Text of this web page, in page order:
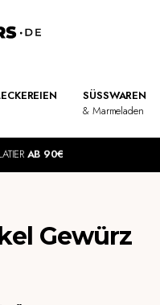
SÜSSWAREN
& Marmeladen
AB 90€
Gewürz